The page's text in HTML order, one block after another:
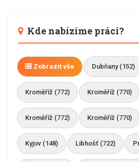
Kde nabízíme práci?
Zobrazit vše Dubňany (152)
Kroměříž (772) Kroměříž (770)
Kroměříž (772) Kroměříž (770)
Kyjov (148) Libhošť (722)